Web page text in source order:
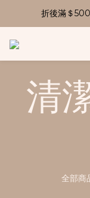
折後滿＄
清
全部商